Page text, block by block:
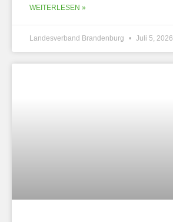
WEITERLESEN »
Landesverband Brandenburg Juli 5, 2026